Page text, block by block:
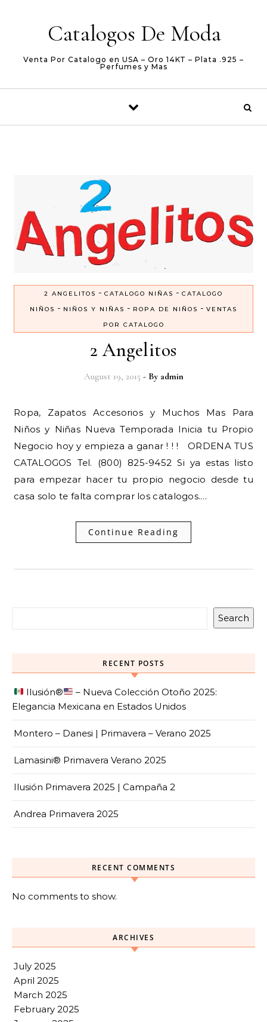
Catalogos De Moda
Venta Por Catalogo en USA – Oro 14KT – Plata .925 –
Perfumes y Mas
2 ANGELITOS - CATALOGO NIÑAS - CATALOGO
NIÑOS - NIÑOS Y NIÑAS - ROPA DE NIÑOS - VENTAS
POR CATALOGO
2 Angelitos
August 19, 2015 - By admin
Ropa, Zapatos Accesorios y Muchos Mas Para
Niños y Niñas Nueva Temporada Inicia tu Propio
Negocio hoy y empieza a ganar ! ! ! ORDENA TUS
CATALOGOS Tel. (800) 825-9452 Si ya estas listo
para empezar hacer tu propio negocio desde tu
casa solo te falta comprar los catalogos.…
Continue Reading
Search
RECENT POSTS
Ilusión®️
– Nueva Colección Otoño 2025:
Elegancia Mexicana en Estados Unidos
Montero – Danesi | Primavera – Verano 2025
Lamasini® Primavera Verano 2025
Ilusión Primavera 2025 | Campaña 2
Andrea Primavera 2025
RECENT COMMENTS
No comments to show.
ARCHIVES
July 2025
April 2025
March 2025
February 2025